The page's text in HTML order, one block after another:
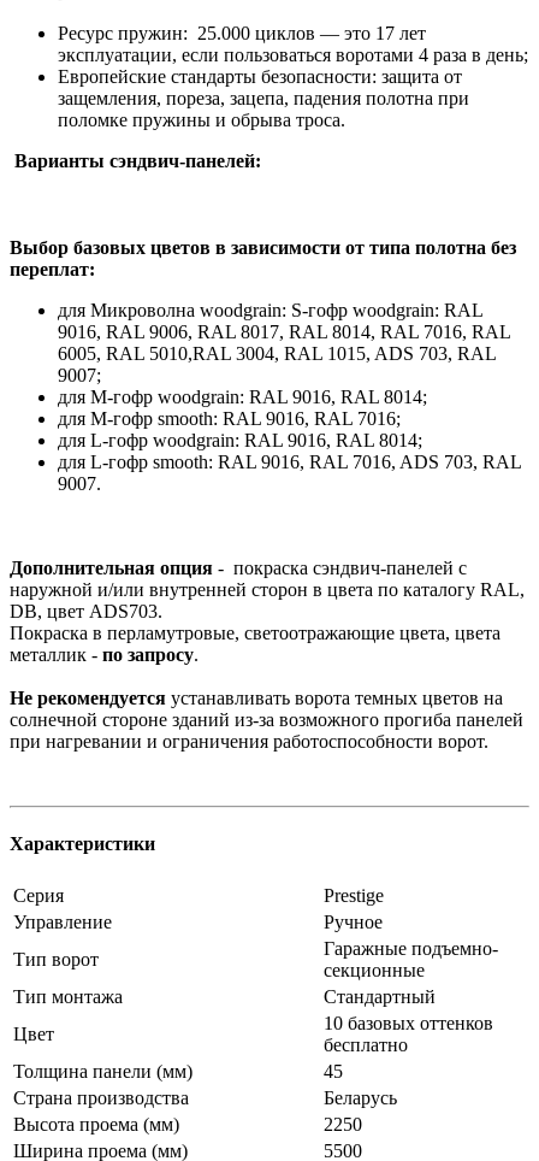
Ресурс пружин: 25.000 циклов — это 17 лет
эксплуатации, если пользоваться воротами 4 раза в день;
Европейские стандарты безопасности: защита от
защемления, пореза, зацепа, падения полотна при
поломке пружины и обрыва троса.
Варианты сэндвич-панелей:
Выбор базовых цветов в зависимости от типа полотна без
переплат:
для Микроволна woodgrain: S-гофр woodgrain: RAL
9016, RAL 9006, RAL 8017, RAL 8014, RAL 7016, RAL
6005, RAL 5010,RAL 3004, RAL 1015, ADS 703, RAL
9007;
для М-гофр woodgrain: RAL 9016, RAL 8014;
для М-гофр smooth: RAL 9016, RAL 7016;
для L-гофр woodgrain: RAL 9016, RAL 8014;
для L-гофр smooth: RAL 9016, RAL 7016, ADS 703, RAL
9007.
Дополнительная опция - покраска сэндвич-панелей с
наружной и/или внутренней сторон в цвета по каталогу RAL,
DB, цвет ADS703.
Покраска в перламутровые, светоотражающие цвета, цвета
металлик - по запросу.
Не рекомендуется устанавливать ворота темных цветов на
солнечной стороне зданий из-за возможного прогиба панелей
при нагревании и ограничения работоспособности ворот.
Характеристики
Серия
Prestige
Управление
Ручное
Тип ворот
Гаражные подъемно-
секционные
Тип монтажа
Стандартный
Цвет
10 базовых оттенков
бесплатно
Толщина панели (мм)
45
Страна производства
Беларусь
Высота проема (мм)
2250
Ширина проема (мм)
5500